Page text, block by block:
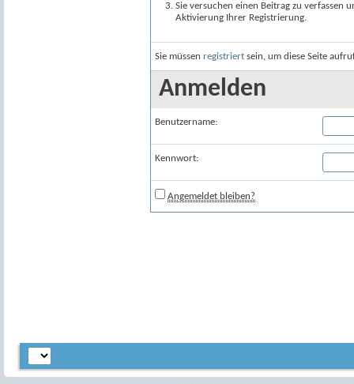
Sie versuchen einen Beitrag zu verfassen
Aktivierung Ihrer Registrierung.
Sie müssen registriert sein, um diese Seite
Anmelden
Benutzername:
Kennwort:
Angemeldet bleiben?